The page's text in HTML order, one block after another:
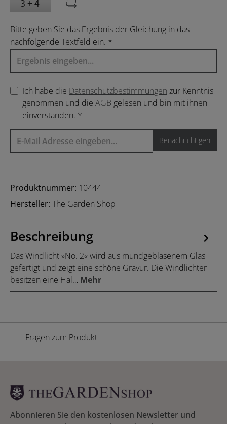
Bitte geben Sie das Ergebnis der Gleichung in das
nachfolgende Textfeld ein. *
Ich habe die Datenschutzbestimmungen zur Kenntnis
genommen und die AGB gelesen und bin mit ihnen
einverstanden. *
Benachrichtigen
Produktnummer: 10444
Hersteller: The Garden Shop
Beschreibung
Das Windlicht »No. 2« wird aus mundgeblasenem Glas
gefertigt und zeigt eine schöne Gravur. Die Windlichter
besitzen eine Hal… Mehr
Fragen zum Produkt
Abonnieren Sie den kostenlosen Newsletter und